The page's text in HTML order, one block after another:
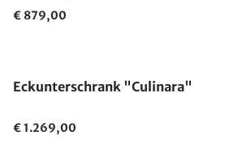
€ 879,00
Eckunterschrank "Culinara"
€ 1.269,00